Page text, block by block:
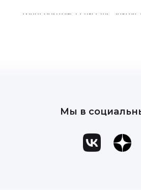
транспортом. Если еще
Мы в